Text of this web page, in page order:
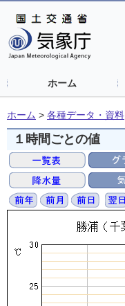
ホーム
ホーム > 各種データ・資料
１時間ごとの値